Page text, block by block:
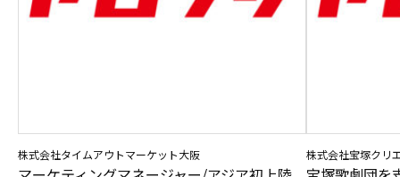
株式会社タイムアウトマーケット大阪 株式会社宝塚クリ